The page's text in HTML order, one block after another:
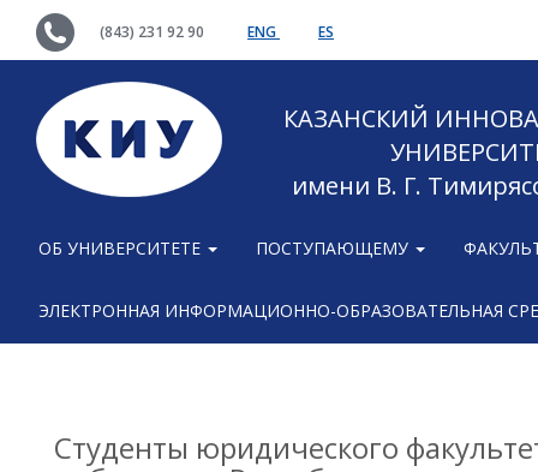
(843) 231 92 90 ENG ES
КАЗАНСКИЙ
имени В. Г.
ОБ УНИВЕРСИТЕТЕ ПОСТУПАЮЩЕМУ
ЭЛЕКТРОННАЯ ИНФОРМАЦИОННО-ОБРАЗОВАТЕЛЬНАЯ
Студенты юридического